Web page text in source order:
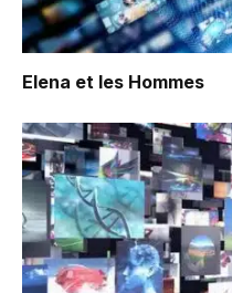
Elena et les Hommes